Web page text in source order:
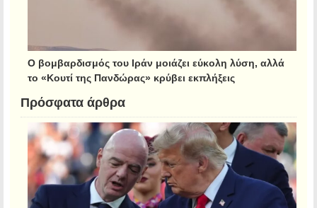
Ο βομβαρδισμός του Ιράν μοιάζει εύκολη λύση, αλλά
το «Κουτί της Πανδώρας» κρύβει εκπλήξεις
Πρόσφατα άρθρα